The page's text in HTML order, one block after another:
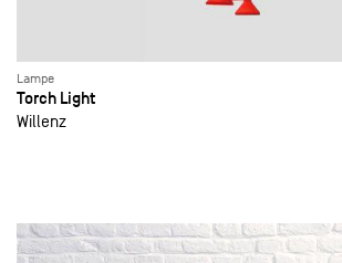
Lampe
Torch Light
Willenz